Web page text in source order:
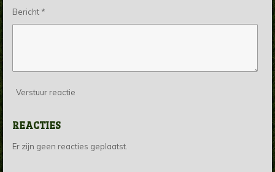
Bericht *
Verstuur reactie
REACTIES
Er zijn geen reacties geplaatst.